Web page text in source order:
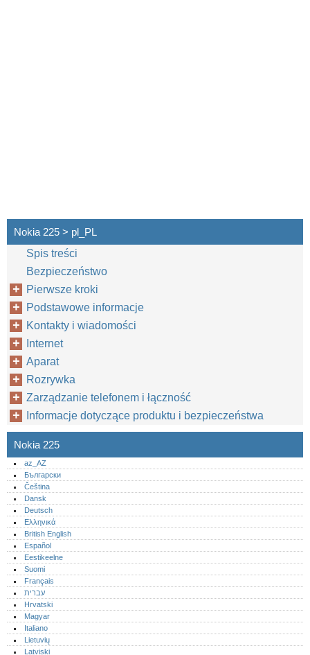
Nokia 225 > pl_PL
Spis treści
Bezpieczeństwo
Pierwsze kroki
Podstawowe informacje
Kontakty i wiadomości
Internet
Aparat
Rozrywka
Zarządzanie telefonem i łączność
Informacje dotyczące produktu i bezpieczeństwa
Nokia 225
az_AZ
Български
Čeština
Dansk
Deutsch
Ελληνικά
British English
Español
Eestikeelne
Suomi
Français
עברית
Hrvatski
Magyar
Italiano
Lietuvių
Latviski